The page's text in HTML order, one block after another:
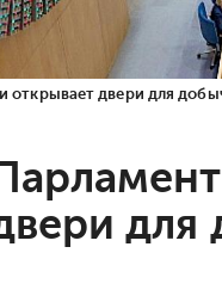
открывает двери для
для